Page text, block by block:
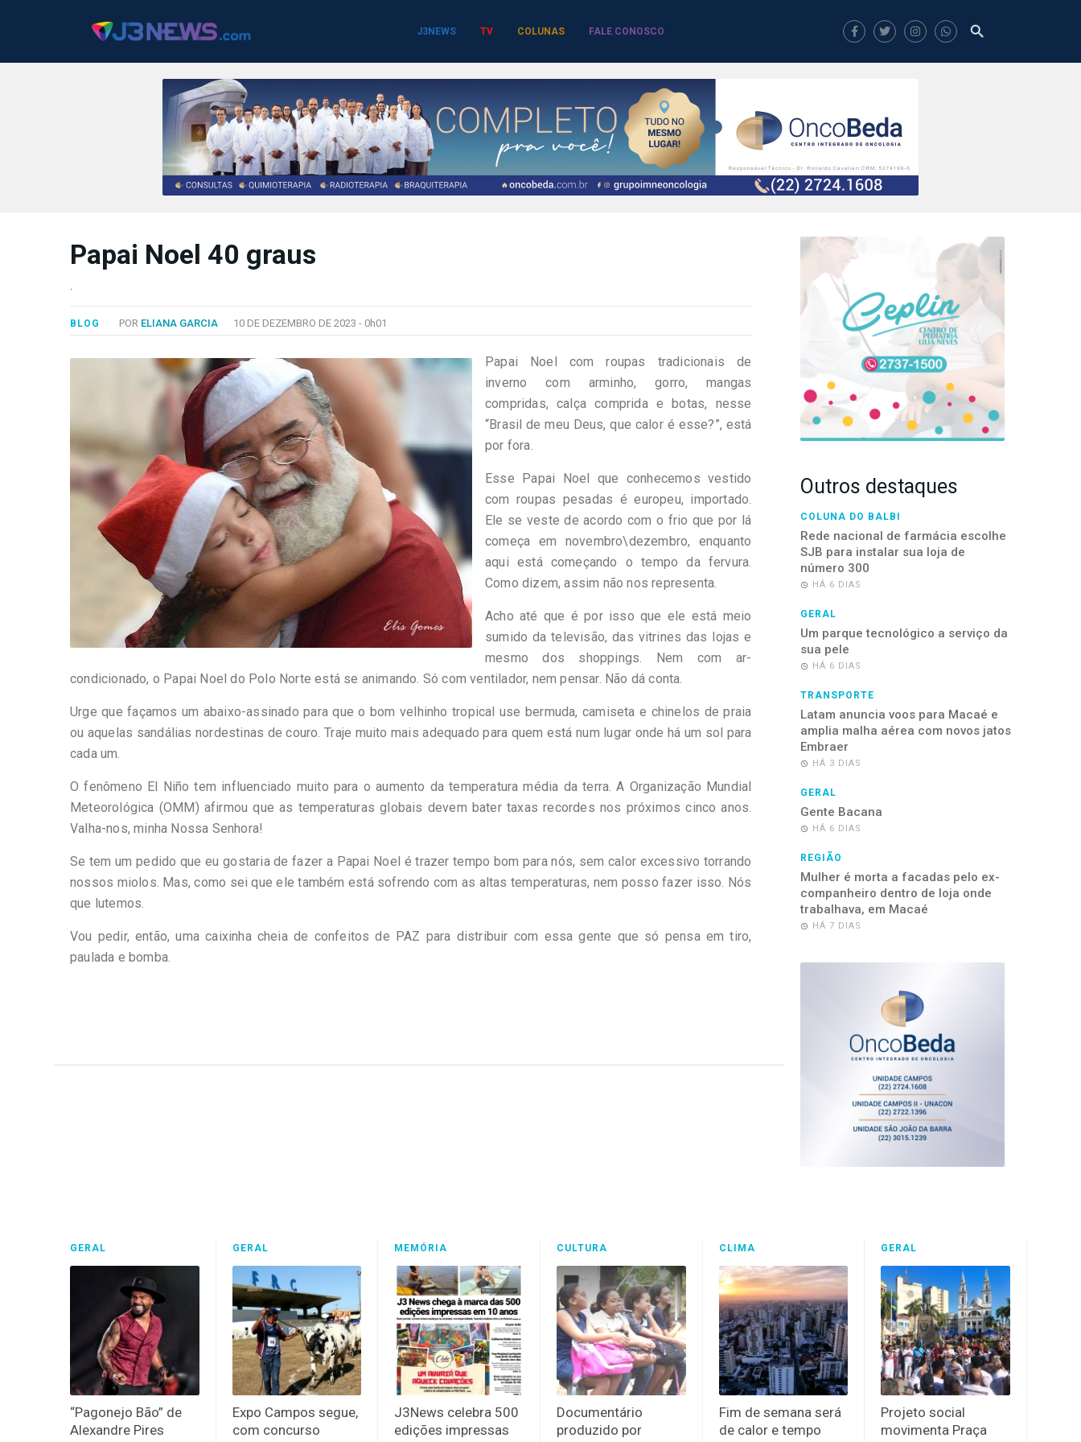
J3NEWS TV COLUNAS FALE CONOSCO
Papai Noel 40 graus
.
BLOG POR ELIANA GARCIA 10 DE DEZEMBRO DE 2023 - 0h01
Papai Noel com roupas tradicionais de
inverno com arminho, gorro, mangas
compridas, calça comprida e botas, nesse
“Brasil de meu Deus, que calor é esse?”, está
por fora.
Esse Papai Noel que conhecemos vestido
com roupas pesadas é europeu, importado.
Ele se veste de acordo com o frio que por lá
começa em novembro\dezembro, enquanto
aqui está começando o tempo da fervura.
Como dizem, assim não nos representa.
Acho até que é por isso que ele está meio
sumido da televisão, das vitrines das lojas e
mesmo dos shoppings. Nem com ar-
condicionado, o Papai Noel do Polo Norte está se animando. Só com ventilador, nem pensar. Não dá conta.
Urge que façamos um abaixo-assinado para que o bom velhinho tropical use bermuda, camiseta e chinelos de praia
ou aquelas sandálias nordestinas de couro. Traje muito mais adequado para quem está num lugar onde há um sol para
cada um.
O fenômeno El Niño tem influenciado muito para o aumento da temperatura média da terra. A Organização Mundial
Meteorológica (OMM) afirmou que as temperaturas globais devem bater taxas recordes nos próximos cinco anos.
Valha-nos, minha Nossa Senhora!
Se tem um pedido que eu gostaria de fazer a Papai Noel é trazer tempo bom para nós, sem calor excessivo torrando
nossos miolos. Mas, como sei que ele também está sofrendo com as altas temperaturas, nem posso fazer isso. Nós
que lutemos.
Vou pedir, então, uma caixinha cheia de confeitos de PAZ para distribuir com essa gente que só pensa em tiro,
paulada e bomba.
Outros destaques
COLUNA DO BALBI
Rede nacional de farmácia escolhe
SJB para instalar sua loja de
número 300
HÁ 6 DIAS
GERAL
Um parque tecnológico a serviço da
sua pele
HÁ 6 DIAS
TRANSPORTE
Latam anuncia voos para Macaé e
amplia malha aérea com novos jatos
Embraer
HÁ 3 DIAS
GERAL
Gente Bacana
HÁ 6 DIAS
REGIÃO
Mulher é morta a facadas pelo ex-
companheiro dentro de loja onde
trabalhava, em Macaé
HÁ 7 DIAS
GERAL
“Pagonejo Bão” de
Alexandre Pires
GERAL
Expo Campos segue,
com concurso
MEMÓRIA
J3News celebra 500
edições impressas
CULTURA
Documentário
produzido por
CLIMA
Fim de semana será
de calor e tempo
GERAL
Projeto social
movimenta Praça